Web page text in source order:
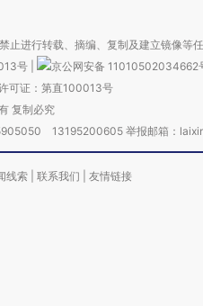
进行转载、摘编、复制及建立镜像等任
号
京公网安备 11010502034662
可证：第直100013号
复制必究
13195200605 举报邮箱：
线索 联系我们 友情链接